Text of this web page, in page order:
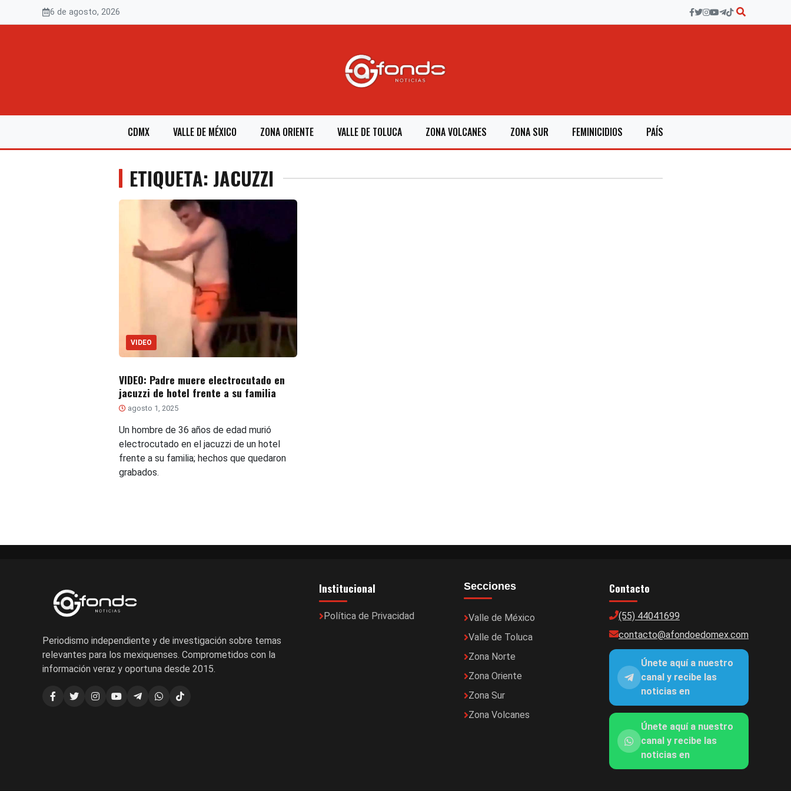
6 de agosto, 2026
CDMX VALLE DE MÉXICO ZONA ORIENTE VALLE DE TOLUCA ZONA VOLCANES ZONA SUR FEMINICIDIOS PAÍS
ETIQUETA: JACUZZI
VIDEO
VIDEO: Padre muere electrocutado en
jacuzzi de hotel frente a su familia
agosto 1, 2025
Un hombre de 36 años de edad murió
electrocutado en el jacuzzi de un hotel
frente a su familia; hechos que quedaron
grabados.
Periodismo independiente y de investigación sobre temas
relevantes para los mexiquenses. Comprometidos con la
información veraz y oportuna desde 2015.
Institucional
Política de Privacidad
Secciones
Valle de México
Valle de Toluca
Zona Norte
Zona Oriente
Zona Sur
Zona Volcanes
Contacto
(55) 44041699
contacto@afondoedomex.com
Únete aquí a nuestro
canal y recibe las
noticias en
Únete aquí a nuestro
canal y recibe las
noticias en